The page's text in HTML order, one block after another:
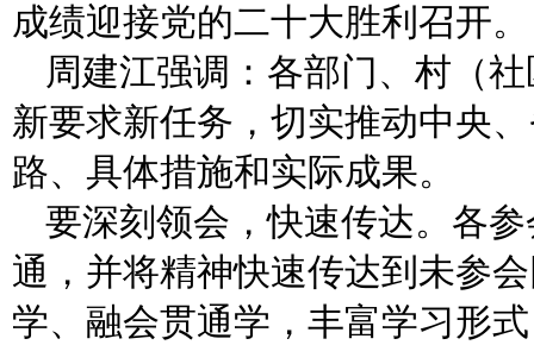
成绩迎接党的二十大胜利召开。
周建江强调：各部门、村（
新要求新任务，切实推动中央
路、具体措施和实际成果。
要深刻领会，快速传达。各
通，并将精神快速传达到未参
学、融会贯通学，丰富学习形